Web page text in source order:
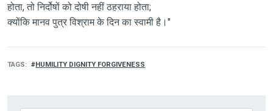
होता, तो निर्दोषों को दोषी नहीं ठहराया होता;
क्योंकि मानव पुत्र विश्राम के दिन का स्वामी है।"
TAGS HUMILITY DIGNITY FORGIVENESS